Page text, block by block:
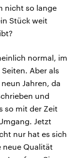
nicht so lange
Stück weit
normal, im
Aber als
Jahren, da
und
so mit der Zeit
Jetzt
nur hat es sich
neue Qualität